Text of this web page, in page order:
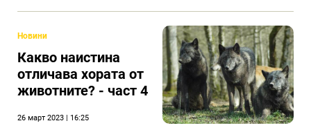
Новини
Какво наистина
отличава хората от
животните? - част 4
26 март 2023 | 16:25